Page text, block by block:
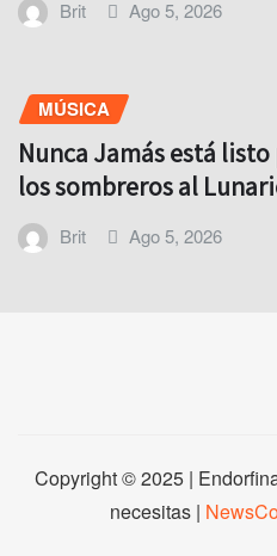
Brit Ago 5, 2026
MÚSICA
Nunca Jamás está
los sombreros al
Brit Ago 5, 2026
Copyright © 2025 |
necesitas |